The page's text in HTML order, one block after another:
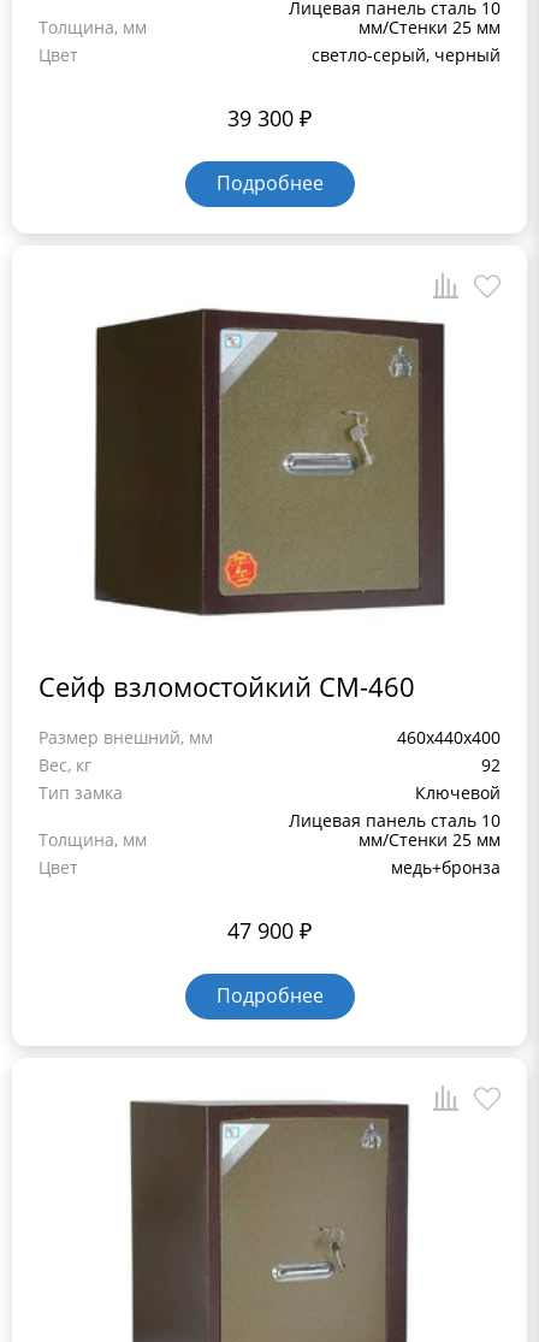
Толщина, мм
Лицевая панель сталь 10
мм/Стенки 25 мм
Цвет
светло-серый, черный
39 300 ₽
Подробнее
Сейф взломостойкий СМ-460
Размер внешний, мм
460x440x400
Вес, кг
92
Тип замка
Ключевой
Толщина, мм
Лицевая панель сталь 10
мм/Стенки 25 мм
Цвет
медь+бронза
47 900 ₽
Подробнее